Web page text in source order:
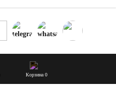
Корзина 0